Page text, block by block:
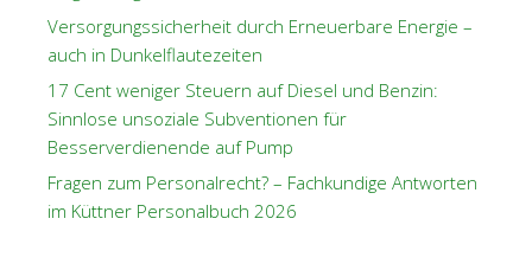
Versorgungssicherheit durch Erneuerbare Energie –
auch in Dunkelflautezeiten
17 Cent weniger Steuern auf Diesel und Benzin:
Sinnlose unsoziale Subventionen für
Besserverdienende auf Pump
Fragen zum Personalrecht? – Fachkundige Antworten
im Küttner Personalbuch 2026